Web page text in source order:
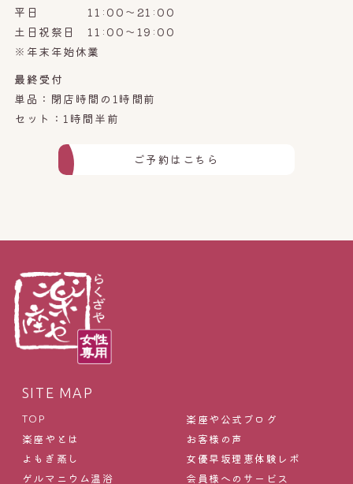
平日 11:00～21:00
土日祝祭日 11:00～19:00
※年末年始休業
最終受付
単品：閉店時間の1時間前
セット：1時間半前
ご予約はこちら
SITE MAP
TOP
楽座やとは
よもぎ蒸し
ゲルマニウム温浴
楽座や公式ブログ
お客様の声
女優早坂理恵体験レポ
会員様へのサービス